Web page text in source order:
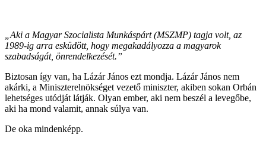
„Aki a Magyar Szocialista Munkáspárt (MSZMP) tagja volt, az
1989-ig arra esküdött, hogy megakadályozza a magyarok
szabadságát, önrendelkezését.”
Biztosan így van, ha Lázár János ezt mondja. Lázár János nem
akárki, a Miniszterelnökséget vezető miniszter, akiben sokan Orbán
lehetséges utódját látják. Olyan ember, aki nem beszél a levegőbe,
aki ha mond valamit, annak súlya van.
De oka mindenképp.